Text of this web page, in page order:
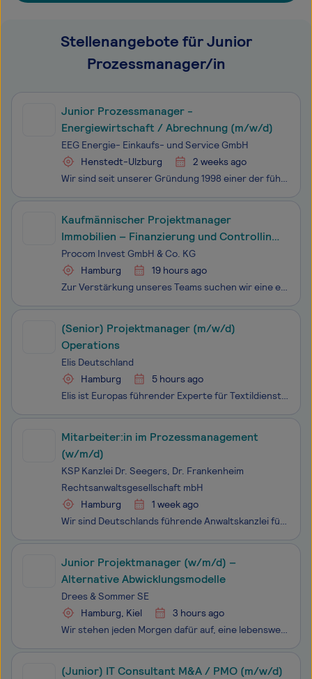
Stellenangebote für Junior
Prozessmanager/in
Junior Prozessmanager -
Energiewirtschaft / Abrechnung (m/w/d)
EEG Energie- Einkaufs- und Service GmbH
Henstedt-Ulzburg
2 weeks ago
Wir sind seit unserer Gründung 1998 einer der führenden Anbieter in allen Fragen rund um das Thema Energie für die Stadt- und Gemeindewerke in Deutschland. Wir glauben an Stadt- und Gemeindewerke als integralem Bestandteil einer erfolgreichen Energiewende und daher begleiten wir diese auf ihrem Weg
Kaufmännischer Projektmanager
Immobilien – Finanzierung und Controlling
(m/w/d)
Procom Invest GmbH & Co. KG
Hamburg
19 hours ago
Zur Verstärkung unseres Teams suchen wir eine engagierte kaufmännische Persönlichkeit, die uns bei der Finanzierung, Steuerung und laufenden Betreuung unserer Immobilienprojekte und Bestandsgesellschaften unterstützt. In dieser vielseitigen Position arbeiten Sie eng mit der Geschäftsführung, Banken,
(Senior) Projektmanager (m/w/d)
Operations
Elis Deutschland
Hamburg
5 hours ago
Elis ist Europas führender Experte für Textil­dienst­leistungen. Mehr als 60.000 Menschen sorgen an 480 Stand­orten in 31 Ländern dafür, dass die textilen Versorgungs­konzepte von ca. 400.000 Kunden welt­weit laufen wie am Schnürchen. Eine Glanz­leistung unserer Mitarbeitenden, die unsere Hoch­achtu
Mitarbeiter:in im Prozessmanagement
(w/m/d)
KSP Kanzlei Dr. Seegers, Dr. Frankenheim
Rechtsanwaltsgesellschaft mbH
Hamburg
1 week ago
Wir sind Deutschlands führende Anwaltskanzlei für Inkasso und juristische Mengenprozesse und vertreten Mandanten u. a. aus den Branchen Versicherung, e-commerce & payment, Telekommunikation, Medien, Mobilität, Ver- und Entsorger sowie Immobilienwirtschaft. Dabei vereinen wir erfolgreich unsere ü
Junior Projektmanager (w/m/d) –
Alternative Abwicklungsmodelle
Drees & Sommer SE
Hamburg, Kiel
3 hours ago
Wir stehen jeden Morgen dafür auf, eine lebenswerte Zukunft für nachfolgende Generationen zu schaffen. Je nach Projekt sind wir Berater, Umsetzer – oder beides – nachhaltiger, innovativer und wirtschaftlicher Lösungen für Immobilien, Industrie, Energie und Infrastruktur. In interdisziplinären Teams
(Junior) IT Consultant M&A / PMO (m/w/d)